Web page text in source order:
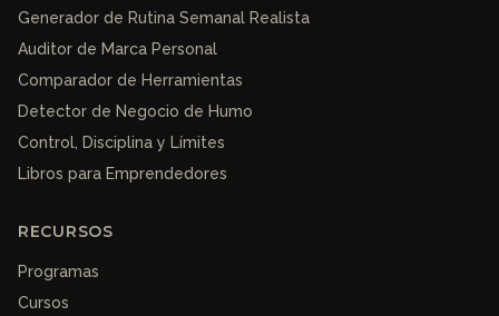
Generador de Rutina Semanal Realista
Auditor de Marca Personal
Comparador de Herramientas
Detector de Negocio de Humo
Control, Disciplina y Límites
Libros para Emprendedores
RECURSOS
Programas
Cursos